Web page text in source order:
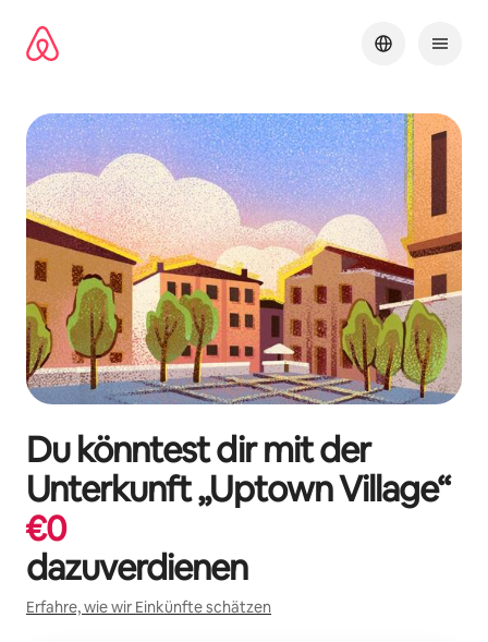
Inhalten
springen
Du könntest dir mit der
Unterkunft „Uptown Village“
€0
dazuverdienen
Erfahre, wie wir Einkünfte schätzen